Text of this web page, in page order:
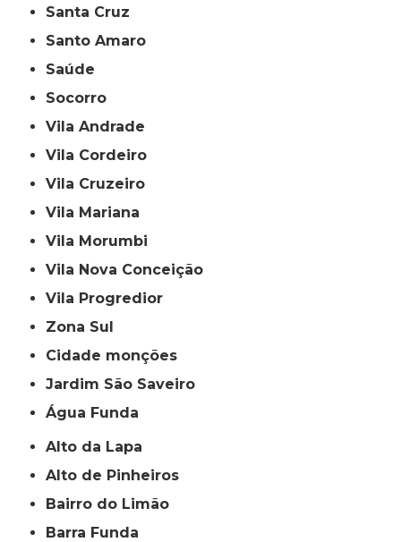
Santa Cruz
Santo Amaro
Saúde
Socorro
Vila Andrade
Vila Cordeiro
Vila Cruzeiro
Vila Mariana
Vila Morumbi
Vila Nova Conceição
Vila Progredior
Zona Sul
cidade monções
jardim São Saveiro
Água Funda
Alto da Lapa
Alto de Pinheiros
Bairro do Limão
Barra Funda